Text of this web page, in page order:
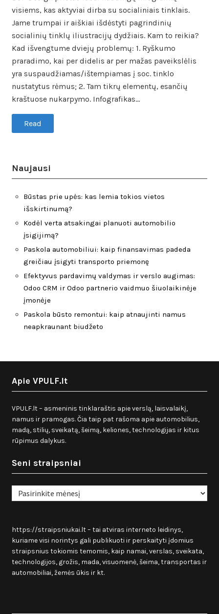
visiems, kas aktyviai dirba su socialiniais tinklais.
Jame trumpai ir aiškiai išdėstyti pagrindinių
socialinių tinklų iliustracijų dydžiais. Kam to reikia?
Kad išvengtume dviejų problemų: 1. Ryškumo
praradimo, kai per didelis ar per mažas paveikslėlis
yra suspaudžiamas/ištempiamas į soc. tinklo
nustatytus rėmus; 2. Tam tikrų elementų, esančių
kraštuose nukarpymo. Infografikas…
Read
Naujausi
Būstas prie upės: kas lemia tokios vietos
išskirtinumą?
Kodėl verta atsakingai planuoti automobilio
įsigijimą?
Paskola automobiliui: kaip finansavimas padeda
greičiau įsigyti transporto priemonę
Efektyvus pardavimų valdymas ir verslo augimas:
Odoo CRM ir Odoo partnerio vaidmuo šiuolaikinėje
įmonėje
Paskola būsto remontui: kaip atnaujinti namus
neapkraunant biudžeto
Apie VPULF.lt
VPULF.lt – asmeninis tinklaraštis apie verslą, laisvalaikį,
namus ir pramogas. Čia taip pat rašoma apie automobilius,
madą, stilių, sveikatą, šeimą, keliones, technologijas ir kitus
rūpimus dalykus.
Seni straipsniai
Seni
straipsniai
https://straipsniukai.lt– tai atviras interneto leidinys,
kuriame visi norintys gali publikuoti ir perskaityti įdomius
straipsnius tokiomis temomis, kaip namai, verslas, sveikata,
technologijos, grožis, mada, visuomenė, šeima, transportas ir
automobiliai, žemės ūkis ir kt.